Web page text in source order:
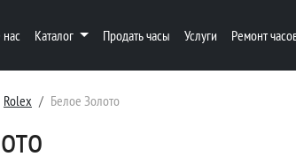
Каталог Продать часы Услуги Ремонт
Rolex Белое Золото